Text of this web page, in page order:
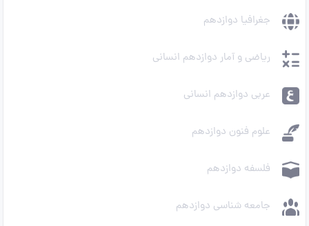
جغرافیا دوازدهم
ریاضی و آمار دوازدهم انسانی
عربی دوازدهم انسانی
علوم فنون دوازدهم
فلسفه دوازدهم
جامعه شناسی دوازدهم